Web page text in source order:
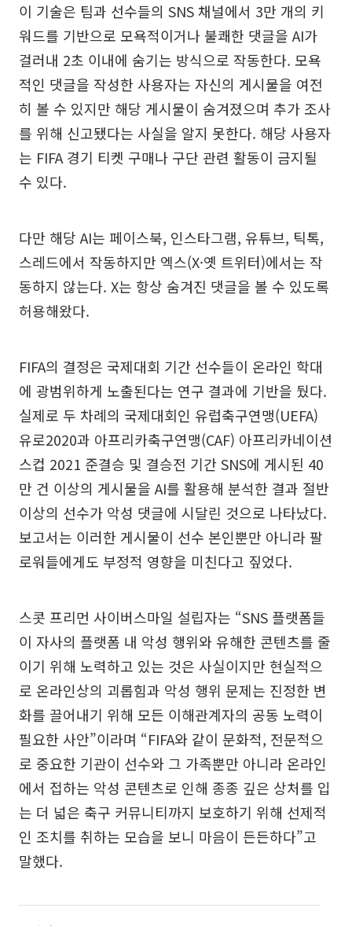
이 기술은 팀과 선수들의 SNS 채널에서 3만 개의 키
워드를 기반으로 모욕적이거나 불쾌한 댓글을 AI가
걸러내 2초 이내에 숨기는 방식으로 작동한다. 모욕
적인 댓글을 작성한 사용자는 자신의 게시물을 여전
히 볼 수 있지만 해당 게시물이 숨겨졌으며 추가 조사
를 위해 신고됐다는 사실을 알지 못한다. 해당 사용자
는 FIFA 경기 티켓 구매나 구단 관련 활동이 금지될
수 있다.
다만 해당 AI는 페이스북, 인스타그램, 유튜브, 틱톡,
스레드에서 작동하지만 엑스(X·옛 트위터)에서는 작
동하지 않는다. X는 항상 숨겨진 댓글을 볼 수 있도록
허용해왔다.
FIFA의 결정은 국제대회 기간 선수들이 온라인 학대
에 광범위하게 노출된다는 연구 결과에 기반을 뒀다.
실제로 두 차례의 국제대회인 유럽축구연맹(UEFA)
유로2020과 아프리카축구연맹(CAF) 아프리카네이션
스컵 2021 준결승 및 결승전 기간 SNS에 게시된 40
만 건 이상의 게시물을 AI를 활용해 분석한 결과 절반
이상의 선수가 악성 댓글에 시달린 것으로 나타났다.
보고서는 이러한 게시물이 선수 본인뿐만 아니라 팔
로워들에게도 부정적 영향을 미친다고 짚었다.
스콧 프리먼 사이버스마일 설립자는 “SNS 플랫폼들
이 자사의 플랫폼 내 악성 행위와 유해한 콘텐츠를 줄
이기 위해 노력하고 있는 것은 사실이지만 현실적으
로 온라인상의 괴롭힘과 악성 행위 문제는 진정한 변
화를 끌어내기 위해 모든 이해관계자의 공동 노력이
필요한 사안”이라며 “FIFA와 같이 문화적, 전문적으
로 중요한 기관이 선수와 그 가족뿐만 아니라 온라인
에서 접하는 악성 콘텐츠로 인해 종종 깊은 상처를 입
는 더 넓은 축구 커뮤니티까지 보호하기 위해 선제적
인 조치를 취하는 모습을 보니 마음이 든든하다”고
말했다.